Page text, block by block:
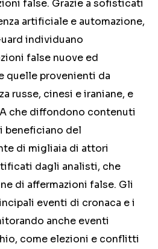
false. Grazie a sofisticati
artificiale e automazione,
individuano
false nuove ed
quelle provenienti da
russe, cinesi e iraniane, e
che diffondono contenuti
beneficiano del
di migliaia di attori
dagli analisti, che
di affermazioni false. Gli
eventi di cronaca e i
anche eventi
come elezioni e conflitti